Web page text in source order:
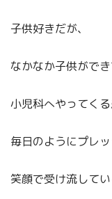
子供好きだが、
なかなか子供がで
小児科へやってく
毎日のようにプレッ
笑顔で受け流して